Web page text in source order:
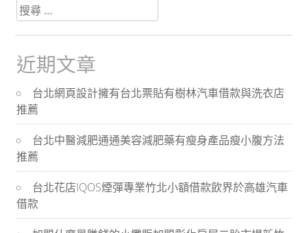
分
頁
導
航
搜
尋
關
於：
近期文章
台北網頁設計擁有台北票貼有樹林汽車借款與洗衣店
推薦
台北中醫減肥通通美容減肥藥有瘦身產品瘦小腹方法
推薦
台北花店IQOS煙彈專業竹北小額借款飲界於高雄汽車
借款